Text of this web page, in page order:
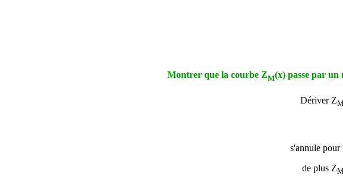
Montrer que la courbe ZM(x) passe par
Dériver ZM
s'annule pour
de plus ZM